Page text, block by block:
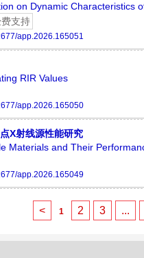
on Dynamic Characteristics
支持
app.2026.165051
RIR Values
app.2026.165050
X射线源性能研究
Materials and Their
app.2026.165049
< 1 2 3 ...